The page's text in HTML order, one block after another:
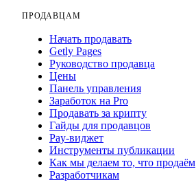
ПРОДАВЦАМ
Начать продавать
Getly Pages
Руководство продавца
Цены
Панель управления
Заработок на Pro
Продавать за крипту
Гайды для продавцов
Pay-виджет
Инструменты публикации
Как мы делаем то, что продаём
Разработчикам